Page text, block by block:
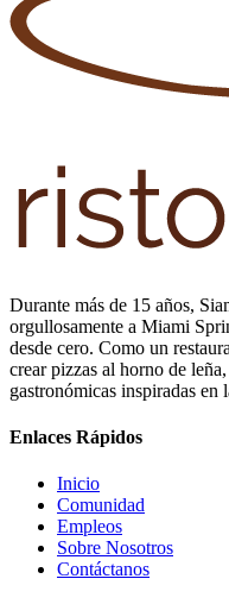
Durante más de 15 años,
orgullosamente a Miami
desde cero. Como un
crear pizzas al horno de
gastronómicas inspiradas en
Enlaces Rápidos
Inicio
Comunidad
Empleos
Sobre Nosotros
Contáctanos